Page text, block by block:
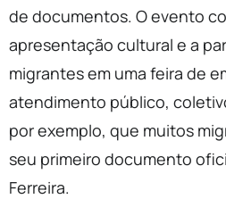
de documentos. O evento
apresentação cultural e a
migrantes em uma feira de
atendimento público,
por exemplo, que muitos
seu primeiro documento
Ferreira.